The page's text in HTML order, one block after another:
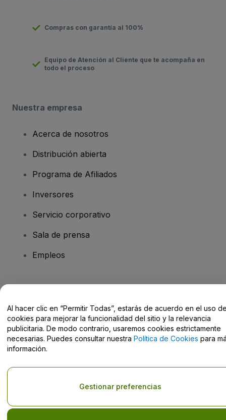
Compras con garantía al 100%
Equipo de Atención al Cliente que te acompaña en
todo el proceso
Nuestra empresa
Acerca de nosotros
Distribución abierta
Programa de Afiliados
Inversores
Servicio corporativo
Sala de prensa
Empleos
Centro de Ayuda / Contacto
Política de Privacidad, de laPolítica de Cookies
No compartir mi información personal ni tus opciones de
Al hacer clic en “Permitir Todas”, estarás de acuerdo en el uso
cookies para mejorar la funcionalidad del sitio y la relevancia
publicitaria. De modo contrario, usaremos cookies estrictamente
necesarias. Puedes consultar nuestra Política de Cookies para
información.
Gestionar preferencias